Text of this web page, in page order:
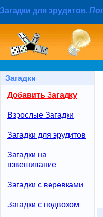
Загадки для эрудитов.
Загадки
Добавить Загадку
Взрослые Загадки
Загадки для эрудитов
Загадки на
взвешивание
Загадки с веревками
Загадки с подвохом